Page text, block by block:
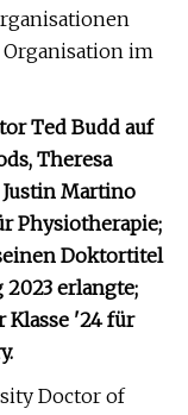
im
Ted Budd auf
Theresa
Justin Martino
Physiotherapie;
Doktortitel
erlangte;
Klasse '24 für
Doctor of